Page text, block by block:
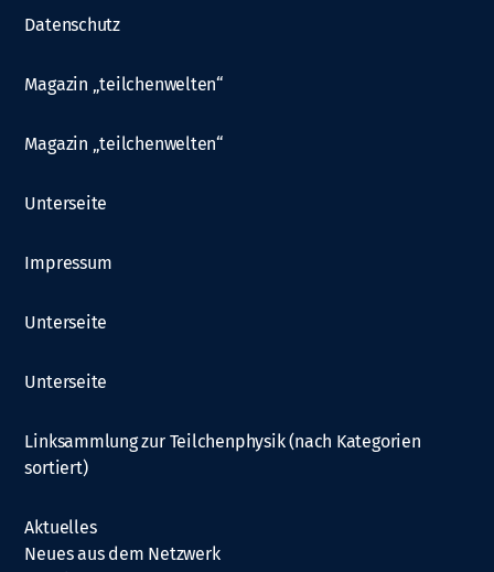
Datenschutz
Magazin „teilchenwelten“
Magazin „teilchenwelten“
Unterseite
Impressum
Unterseite
Unterseite
Linksammlung zur Teilchenphysik (nach Kategorien
sortiert)
Aktuelles
Neues aus dem Netzwerk